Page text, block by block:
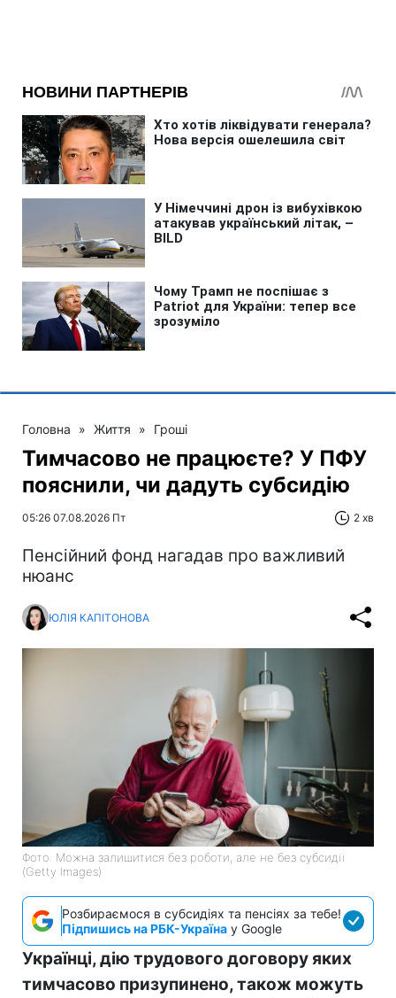
Головна » Життя » Гроші
Тимчасово не працюєте? У ПФУ
пояснили, чи дадуть субсидію
05:26 07.08.2026 Пт 2 хв
Пенсійний фонд нагадав про важливий
нюанс
ЮЛІЯ КАПІТОНОВА
Фото: Можна залишитися без роботи, але не без субсидії
(Getty Images)
Розбираємося в субсидіях та пенсіях за тебе!
Підпишись на РБК-Україна у Google
Українці, дію трудового договору яких
тимчасово призупинено, також можуть